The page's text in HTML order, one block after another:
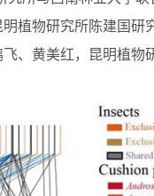
植物研究所陈建国研
、黄美红，
昆明植物